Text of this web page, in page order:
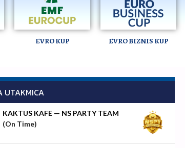
EVRO KUP EVRO BIZNIS KUP
UTAKMICA
KAKTUS KAFE — NS PARTY TEAM
(On Time)